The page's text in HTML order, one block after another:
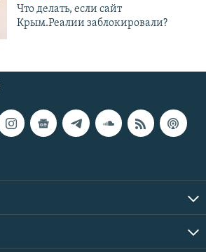
Что делать, если сайт
Крым.Реалии заблокировали?